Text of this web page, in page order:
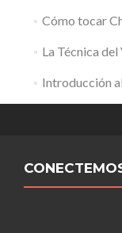
Cómo tocar
La Técnica
Introducción